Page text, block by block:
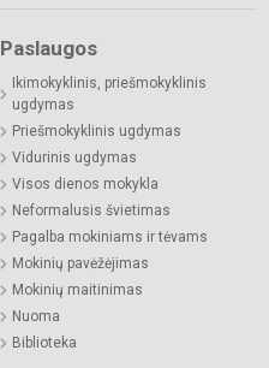
Paslaugos
Ikimokyklinis, priešmokyklinis
ugdymas
Priešmokyklinis ugdymas
Vidurinis ugdymas
Visos dienos mokykla
Neformalusis švietimas
Pagalba mokiniams ir tėvams
Mokinių pavėžėjimas
Mokinių maitinimas
Nuoma
Biblioteka